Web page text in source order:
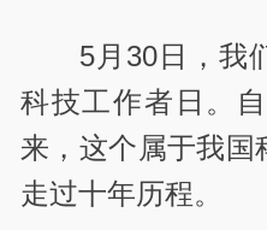
5月30日，我
科技工作者日。
来，这个属于我国
走过十年历程。